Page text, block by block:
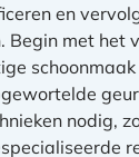
en
Begin met het
schoonmaak
nodig,